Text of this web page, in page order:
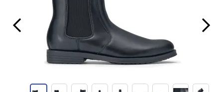
Previous Slide Next Slide